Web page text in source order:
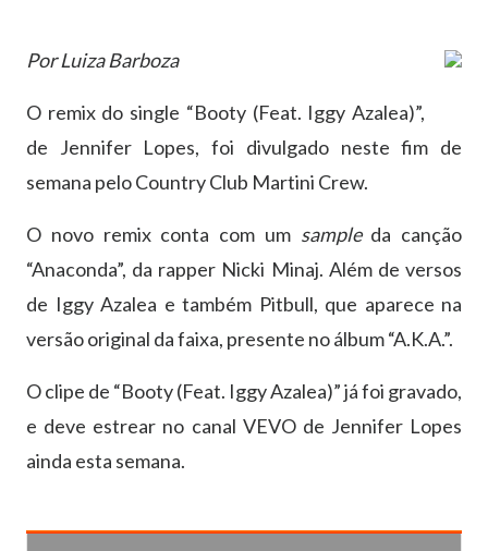
Por Luiza Barboza
O remix do single “Booty (Feat. Iggy Azalea)”,
de Jennifer Lopes, foi divulgado neste fim de
semana pelo Country Club Martini Crew.
O novo remix conta com um sample da canção
“Anaconda”, da rapper Nicki Minaj. Além de versos
de Iggy Azalea e também Pitbull, que aparece na
versão original da faixa, presente no álbum “A.K.A.”.
O clipe de “Booty (Feat. Iggy Azalea)” já foi gravado,
e deve estrear no canal VEVO de Jennifer Lopes
ainda esta semana.